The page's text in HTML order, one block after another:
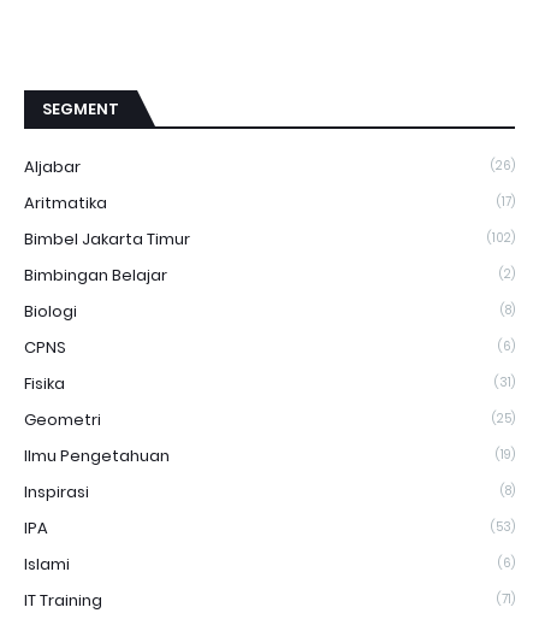
SEGMENT
Aljabar (26)
Aritmatika (17)
Bimbel Jakarta Timur (102)
Bimbingan Belajar (2)
Biologi (8)
CPNS (6)
Fisika (31)
Geometri (25)
Ilmu Pengetahuan (19)
Inspirasi (8)
IPA (53)
Islami (6)
IT Training (71)